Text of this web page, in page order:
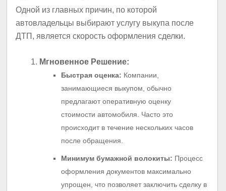
Одной из главных причин, по которой
автовладельцы выбирают услугу выкупа после
ДТП, является скорость оформления сделки.
Мгновенное Решение:
Быстрая оценка: Компании,
занимающиеся выкупом, обычно
предлагают оперативную оценку
стоимости автомобиля. Часто это
происходит в течение нескольких часов
после обращения.
Минимум бумажной волокиты: Процесс
оформления документов максимально
упрощен, что позволяет заключить сделку в